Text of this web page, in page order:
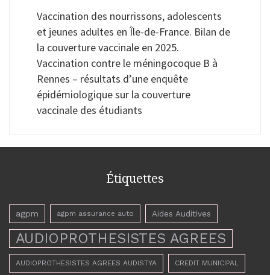
Vaccination des nourrissons, adolescents
et jeunes adultes en Île-de-France. Bilan de
la couverture vaccinale en 2025.
Vaccination contre le méningocoque B à
Rennes – résultats d’une enquête
épidémiologique sur la couverture
vaccinale des étudiants
Étiquettes
agpm agpm assurance auto Aides Auditives
AUDIOPROTHESISTES AGREES
AUDIOPROTHESISTES AGREES AUDISTYA CREDIT MUNICIPAL